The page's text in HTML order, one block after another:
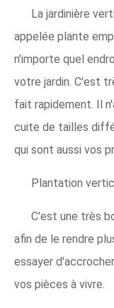
La jardinière
appelée plante
n'importe quel
votre jardin. C'est
fait rapidement. Il
cuite de tailles
qui sont aussi vos
Plantation
C'est une très
afin de le rendre
essayer
vos pièces à vivre.